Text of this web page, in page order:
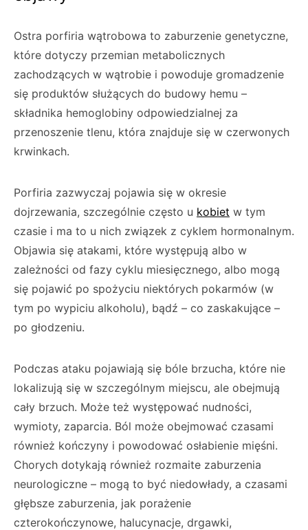
Ostra porfiria wątrobowa to zaburzenie genetyczne,
które dotyczy przemian metabolicznych
zachodzących w wątrobie i powoduje gromadzenie
się produktów służących do budowy hemu –
składnika hemoglobiny odpowiedzialnej za
przenoszenie tlenu, która znajduje się w czerwonych
krwinkach.
Porfiria zazwyczaj pojawia się w okresie
dojrzewania, szczególnie często u kobiet w tym
czasie i ma to u nich związek z cyklem hormonalnym.
Objawia się atakami, które występują albo w
zależności od fazy cyklu miesięcznego, albo mogą
się pojawić po spożyciu niektórych pokarmów (w
tym po wypiciu alkoholu), bądź – co zaskakujące –
po głodzeniu.
Podczas ataku pojawiają się bóle brzucha, które nie
lokalizują się w szczególnym miejscu, ale obejmują
cały brzuch. Może też występować nudności,
wymioty, zaparcia. Ból może obejmować czasami
również kończyny i powodować osłabienie mięśni.
Chorych dotykają również rozmaite zaburzenia
neurologiczne – mogą to być niedowłady, a czasami
głębsze zaburzenia, jak porażenie
czterokończynowe, halucynacje, drgawki,